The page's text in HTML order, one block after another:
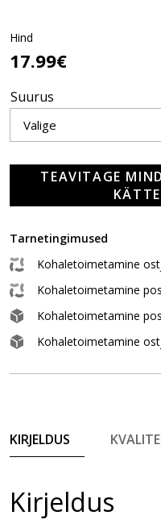
Hind
17.99€
Suurus
TEAVITAGE
Tarnetingimused
Kohaletoimetamine
Kohaletoimetamine
Kohaletoimetamine
Kohaletoimetamine
KIRJELDUS
Kirjeldus